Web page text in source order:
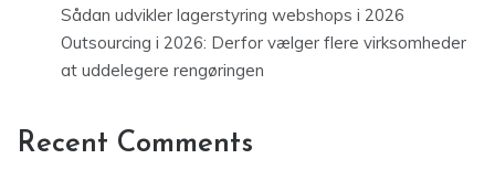
Sådan udvikler lagerstyring webshops i 2026
Outsourcing i 2026: Derfor vælger flere virksomheder
at uddelegere rengøringen
Recent Comments